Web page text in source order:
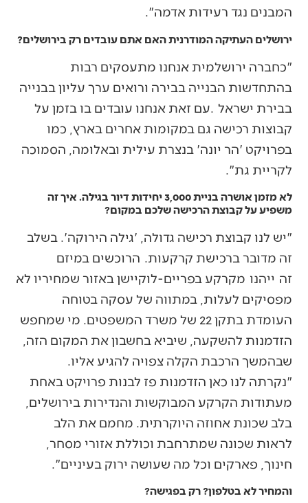
המבנים נגד רעידות אדמה".
ירושלים העתיקה המודרנית האם אתם עובדים רק בירושלים?
"כחברה ירושלמית אנחנו מתעסקים רבות
בהתחדשות הבנייה בבירה ורואים ערך עליון בבנייה
בבירת ישראל .עם זאת אנחנו עובדים בו בזמן על
קבוצות רכישה גם במקומות אחרים בארץ, כמו
בפרויקט 'הר יונה' בנצרת עילית ובאלומה, הסמוכה
לקריית גת".
לא מזמן אושרה בניית 3,000 יחידות דיור בגילה. איך זה
משפיע על קבוצת הרכישה שלכם במקום?
"יש לנו קבוצת רכישה גדולה, 'גילה הירוקה'. בשלב
זה מדובר ברכישת קרקעות. הרוכשים במיזם
זה ייהנו מקרקע בפריים-לוקיישן באזור שמחיריו לא
מפסיקים לעלות, במתווה של עסקה בטוחה
העומדת בתקן 22 של משרד המשפטים. מי שמחפש
הזדמנות להשקעה, שיביא בחשבון את המקום הזה,
שבהמשך הרכבת הקלה צפויה להגיע אליו.
"נקרתה לנו כאן הזדמנות פז לבנות פרויקט באחת
מעתודות הקרקע המבוקשות והנדירות בירושלים,
בלב שכונת אחוזה היוקרתית. מחמם את הלב
לראות שכונה שמתרחבת וכוללת אזורי מסחר,
חינוך, פארקים וכל מה שעושה ירוק בעיניים".
והמחיר לא בטלפון? רק בפגישה?